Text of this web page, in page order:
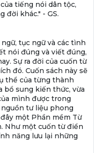
tiếng nói dân tộc,
đời khác." - GS.
tục ngữ và các tình
nói đúng và viết đúng,
Sự ra đời của cuốn từ
đó. Cuốn sách này sẽ
thể của từng thành
bổ sung kiến thức, vừa
mình được trong
tư liệu phong
một Phần mềm Từ
Như một cuốn từ điển
năng lưu lại những